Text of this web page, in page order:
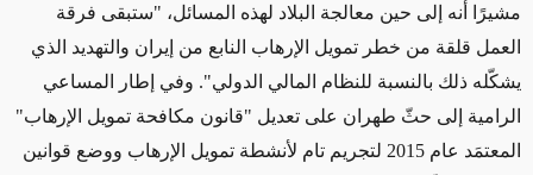
مشيرًا أنه إلى حين معالجة البلاد لهذه المسائل، "ستبقى فرقة
العمل قلقة من خطر تمويل الإرهاب النابع من إيران والتهديد الذي
يشكّله ذلك بالنسبة للنظام المالي الدولي". وفي إطار المساعي
الرامية إلى حثّ طهران على تعديل "قانون مكافحة تمويل الإرهاب"
المعتمَد عام 2015 لتجريم تام لأنشطة تمويل الإرهاب ووضع قوانين